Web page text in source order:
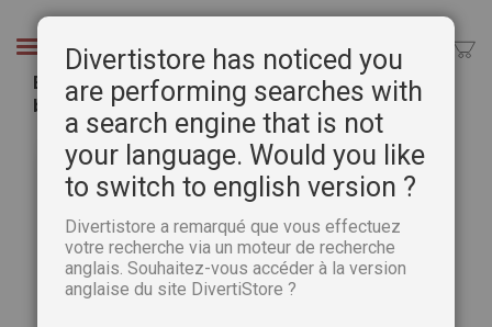
Chercher
Balade en Asie - Des centaines de motifs à
broder au point de croix
galerie
d’images
Divertistore has noticed you
are performing searches with
a search engine that is not
your language. Would you like
to switch to english version ?
Divertistore a remarqué que vous effectuez
votre recherche via un moteur de recherche
anglais. Souhaitez-vous accéder à la version
anglaise du site DivertiStore ?